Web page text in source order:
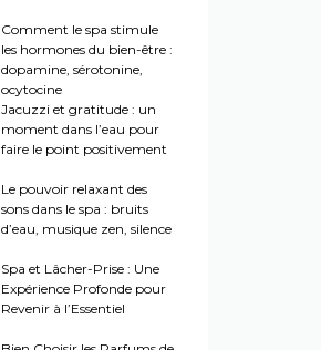
Comment le spa stimule
les hormones du bien-être :
dopamine, sérotonine,
ocytocine
Jacuzzi et gratitude : un
moment dans l’eau pour
faire le point positivement
Le pouvoir relaxant des
sons dans le spa : bruits
d’eau, musique zen, silence
Spa et Lâcher-Prise : Une
Expérience Profonde pour
Revenir à l’Essentiel